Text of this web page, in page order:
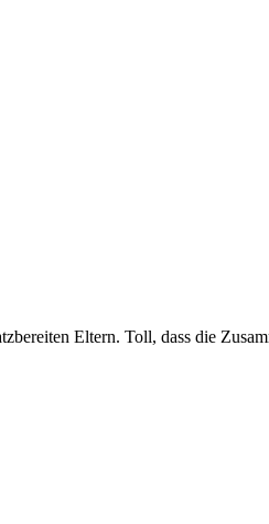
Eltern. Toll, dass die